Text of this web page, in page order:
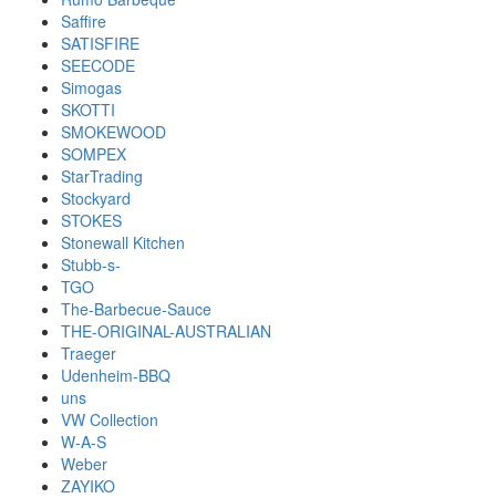
Saffire
SATISFIRE
SEECODE
Simogas
SKOTTI
SMOKEWOOD
SOMPEX
StarTrading
Stockyard
STOKES
Stonewall Kitchen
Stubb-s-
TGO
The-Barbecue-Sauce
THE-ORIGINAL-AUSTRALIAN
Traeger
Udenheim-BBQ
uns
VW Collection
W-A-S
Weber
ZAYIKO